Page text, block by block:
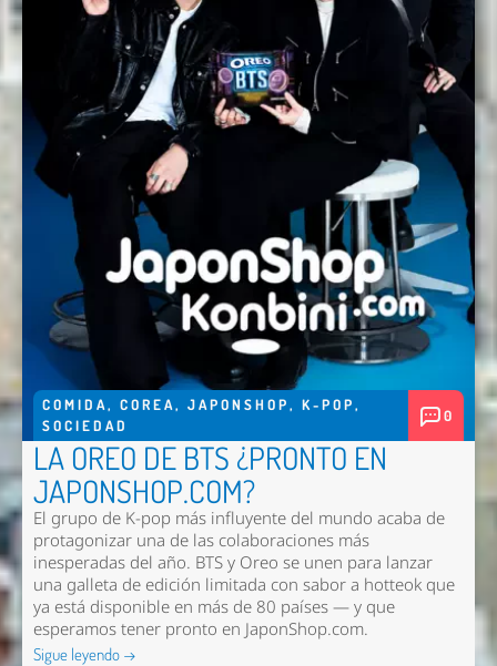
COMIDA, COREA, JAPONSHOP, K-POP,
SOCIEDAD
0
LA OREO DE BTS ¿PRONTO EN
JAPONSHOP.COM?
El grupo de K-pop más influyente del mundo acaba de
protagonizar una de las colaboraciones más
inesperadas del año. BTS y Oreo se unen para lanzar
una galleta de edición limitada con sabor a hotteok que
ya está disponible en más de 80 países — y que
esperamos tener pronto en JaponShop.com.
Sigue leyendo →